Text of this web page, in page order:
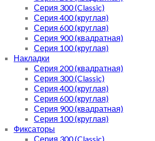
Серия 300 (Classic)
Серия 400 (круглая)
Серия 600 (круглая)
Серия 900 (квадратная)
Серия 100 (круглая)
Накладки
Серия 200 (квадратная)
Серия 300 (Classic)
Серия 400 (круглая)
Серия 600 (круглая)
Серия 900 (квадратная)
Серия 100 (круглая)
Фиксаторы
Серия 300 (Classic)